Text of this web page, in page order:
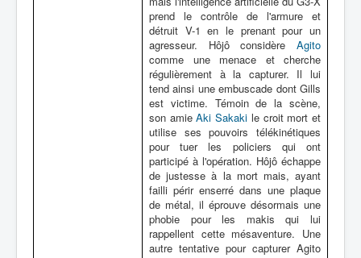
prend le contrôle de l'armure et
détruit V-1 en le prenant pour un
agresseur. Hôjô considère Agito
comme une menace et cherche
régulièrement à la capturer. Il lui
tend ainsi une embuscade dont Gills
est victime. Témoin de la scène,
son amieAki Sakaki le croit mort et
utilise ses pouvoirs télékinétiques
pour tuer les policiers qui ont
participé à l'opération. Hôjô échappe
de justesse à la mort mais, ayant
failli périr enserré dans une plaque
de métal, il éprouve désormais une
phobie pour les makis qui lui
rappellent cette mésaventure. Une
autre tentative pour capturer Agito